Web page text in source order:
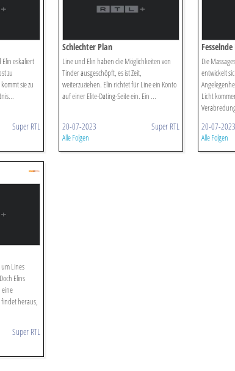
eskaliert
zu
sie zu
Super RTL
Schlechter Plan
Line und Elin haben die Möglichkeiten von
Tinder ausgeschöpft, es ist Zeit,
weiterzuziehen. Elin richtet für Line ein Konto
auf einer Elite-Dating-Seite ein. Ein ...
20-07-2023 Super RTL
Alle Folgen
Die
entwickelt
Licht
20-07-2023
Alle Folgen
Lines
Elins
heraus,
Super RTL